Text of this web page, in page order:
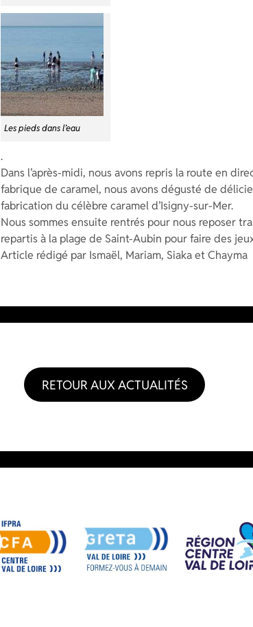
Les pieds dans l’eau
.
Dans l’après-midi, nous avons repris la route en
fabrique de caramel, nous avons dégusté de
fabrication du célèbre caramel d’Isigny-sur-Mer.
Nous sommes ensuite rentrés pour nous reposer
repartis à la plage de Saint-Aubin pour faire des
Article rédigé par Ismaël, Mariam, Siaka et Chayma
RETOUR AUX ACTUALITÉS